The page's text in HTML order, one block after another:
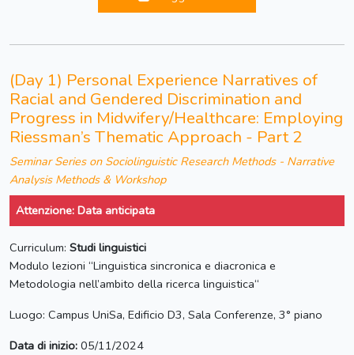
(Day 1) Personal Experience Narratives of
Racial and Gendered Discrimination and
Progress in Midwifery/Healthcare: Employing
Riessman’s Thematic Approach - Part 2
Seminar Series on Sociolinguistic Research Methods - Narrative
Analysis Methods & Workshop
Attenzione: Data anticipata
Curriculum: Studi linguistici
Modulo lezioni “Linguistica sincronica e diacronica e
Metodologia nell’ambito della ricerca linguistica“
Luogo: Campus UniSa, Edificio D3, Sala Conferenze, 3° piano
Data di inizio: 05/11/2024